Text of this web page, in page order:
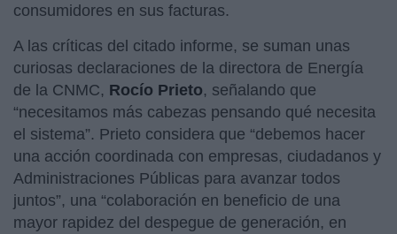
consumidores en sus facturas.
A las críticas del citado informe, se suman unas
curiosas declaraciones de la directora de Energía
de la CNMC, Rocío Prieto, señalando que
“necesitamos más cabezas pensando qué necesita
el sistema”. Prieto considera que “debemos hacer
una acción coordinada con empresas, ciudadanos y
Administraciones Públicas para avanzar todos
juntos”, una “colaboración en beneficio de una
mayor rapidez del despegue de generación, en